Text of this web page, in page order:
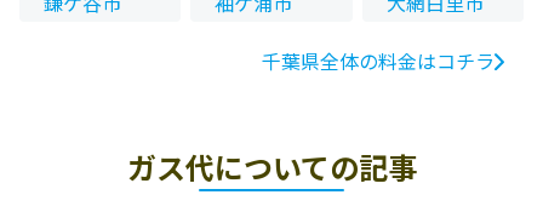
千葉県全体の料金はコチラ
ガス代についての記事